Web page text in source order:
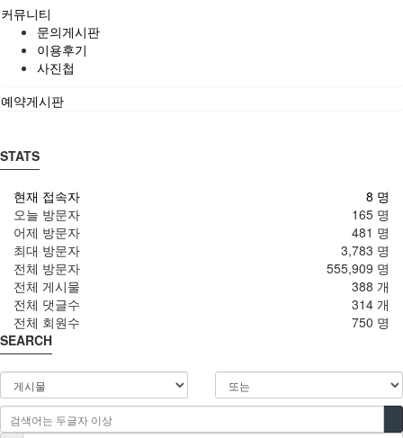
커뮤니티
문의게시판
이용후기
사진첩
예약게시판
STATS
8 명
현재 접속자
165 명
오늘 방문자
481 명
어제 방문자
3,783 명
최대 방문자
555,909 명
전체 방문자
388 개
전체 게시물
314 개
전체 댓글수
750 명
전체 회원수
SEARCH